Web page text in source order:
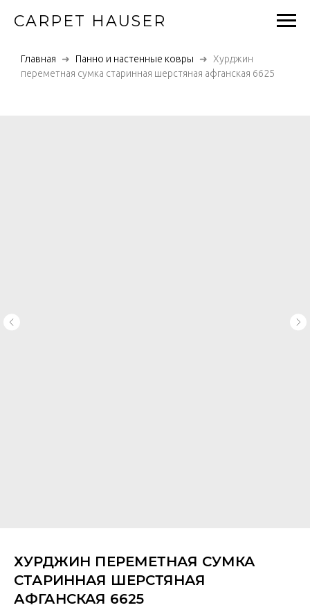
CARPET HAUSER
Главная Панно и настенные ковры
Хурджин
переметная сумка старинная шерстяная афганская 6625
ХУРДЖИН ПЕРЕМЕТНАЯ СУМКА
СТАРИННАЯ ШЕРСТЯНАЯ
АФГАНСКАЯ 6625